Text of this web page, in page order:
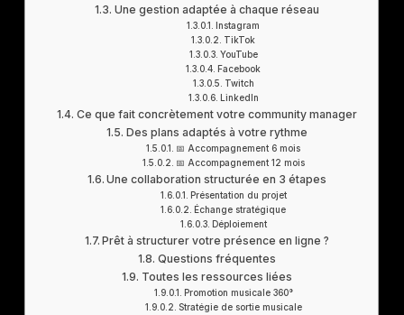
Une gestion adaptée à chaque réseau
Instagram
TikTok
YouTube
Facebook
Twitch
LinkedIn
Ce que fait concrètement votre community manager
Des plans adaptés à votre rythme
📅 Accompagnement 6 mois
📅 Accompagnement 12 mois
Une collaboration structurée en 3 étapes
Présentation du projet
Échange stratégique
Déploiement
Prêt à structurer votre présence en ligne ?
Questions fréquentes
Toutes les ressources liées
Promotion musicale 360°
Stratégie de sortie musicale